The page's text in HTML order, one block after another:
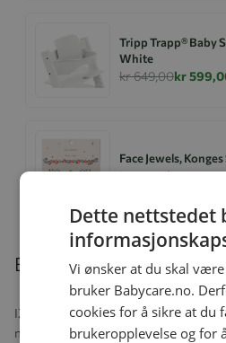
Tripp Trapp® Baby
White
kr 649,00kr
Face Jewels,
kr 99,00kr 79,20
Beskrivelse
IZIPIZI® solbrillene tar vare på
mnd (hodestørrelse 40-47 cm).
Dette nettstedet
Vi ønsker at du skal
bruker Babycare.no.
cookies for å sikre at du
brukeropplevelse og for